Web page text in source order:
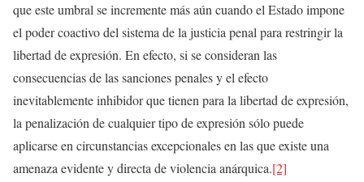
que este umbral se incremente más aún cuando el Estado impone
el poder coactivo del sistema de la justicia penal para restringir la
libertad de expresión. En efecto, si se consideran las
consecuencias de las sanciones penales y el efecto
inevitablemente inhibidor que tienen para la libertad de expresión,
la penalización de cualquier tipo de expresión sólo puede
aplicarse en circunstancias excepcionales en las que existe una
amenaza evidente y directa de violencia anárquica.[2]